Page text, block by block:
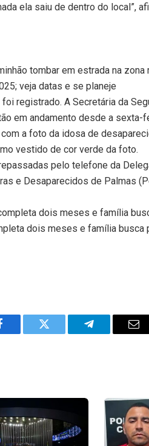
ela saiu de dentro do local”,
tombar em estrada na zona
veja datas e se planeje
registrado. A Secretária da
em andamento desde a sexta-
a foto da idosa de
vestido de cor verde da foto.
pelo telefone da
e Desaparecidos de Palmas
dois meses e família
dois meses e família busca
Twitter Telegram